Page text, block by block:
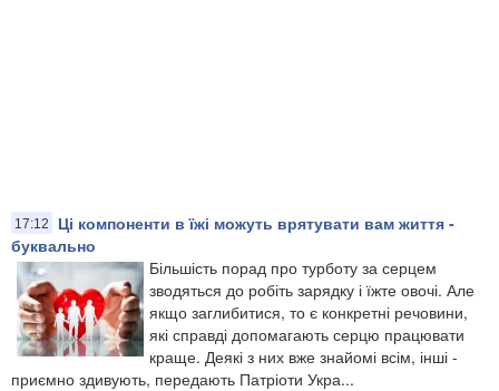
17:12
Ці компоненти в їжі можуть врятувати вам життя -
буквально
Більшість порад про турботу за серцем
зводяться до робіть зарядку і їжте овочі. Але
якщо заглибитися, то є конкретні речовини,
які справді допомагають серцю працювати
краще. Деякі з них вже знайомі всім, інші -
приємно здивують, передають Патріоти Укра...